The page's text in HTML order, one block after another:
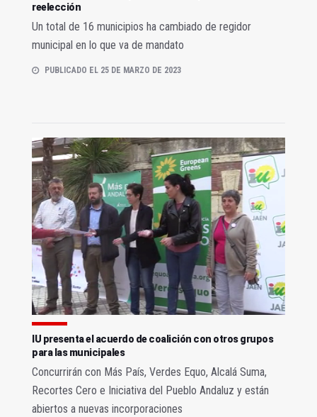
reelección
Un total de 16 municipios ha cambiado de regidor
municipal en lo que va de mandato
PUBLICADO EL 25 DE MARZO DE 2023
IU presenta el acuerdo de coalición con otros grupos
para las municipales
Concurrirán con Más País, Verdes Equo, Alcalá Suma,
Recortes Cero e Iniciativa del Pueblo Andaluz y están
abiertos a nuevas incorporaciones